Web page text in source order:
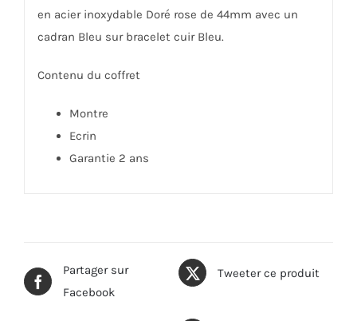
en acier inoxydable Doré rose de 44mm avec un
cadran Bleu sur bracelet cuir Bleu.
Contenu du coffret
Montre
Ecrin
Garantie 2 ans
Partager sur
Facebook
Tweeter ce produit